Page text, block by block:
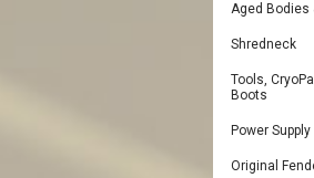
Aged Bodies
Shredneck
Tools,
Boots
Power Supply
Original